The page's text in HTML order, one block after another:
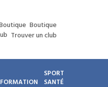
Boutique
Trouver un club
FORMATION
SPORT
SANTÉ